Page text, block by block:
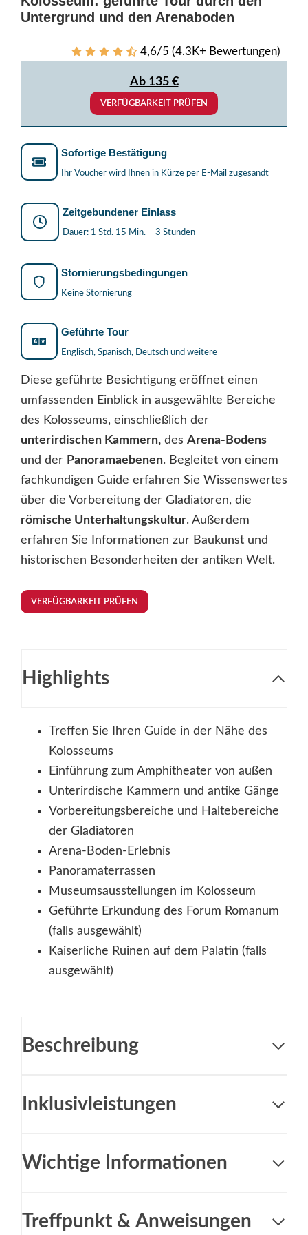
Untergrund und den Arenaboden
4,6/5 (4.3K+ Bewertungen)
Ab 135 €
VERFÜGBARKEIT PRÜFEN
Sofortige Bestätigung
Ihr Voucher wird Ihnen in Kürze per E-Mail zugesandt
Zeitgebundener Einlass
Dauer: 1 Std. 15 Min. – 3 Stunden
Stornierungsbedingungen
Keine Stornierung
Geführte Tour
Englisch, Spanisch, Deutsch und weitere
Diese geführte Besichtigung eröffnet einen
umfassenden Einblick in ausgewählte Bereiche
des Kolosseums, einschließlich der
unterirdischen Kammern, des Arena-Bodens
und der Panoramaebenen. Begleitet von einem
fachkundigen Guide erfahren Sie Wissenswertes
über die Vorbereitung der Gladiatoren, die
römische Unterhaltungskultur. Außerdem
erfahren Sie Informationen zur Baukunst und
historischen Besonderheiten der antiken Welt.
VERFÜGBARKEIT PRÜFEN
Highlights
Treffen Sie Ihren Guide in der Nähe des
Kolosseums
Einführung zum Amphitheater von außen
Unterirdische Kammern und antike Gänge
Vorbereitungsbereiche und Haltebereiche
der Gladiatoren
Arena-Boden-Erlebnis
Panoramaterrassen
Museumsausstellungen im Kolosseum
Geführte Erkundung des Forum Romanum
(falls ausgewählt)
Kaiserliche Ruinen auf dem Palatin (falls
ausgewählt)
Beschreibung
Inklusivleistungen
Wichtige Informationen
Treffpunkt & Anweisungen